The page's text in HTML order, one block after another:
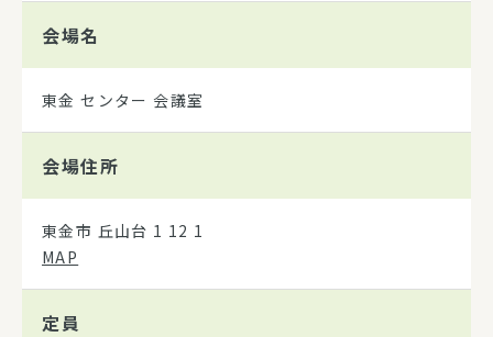
会場名
東金 センター 会議室
会場住所
東金市 丘山台 1 12 1
MAP
定員